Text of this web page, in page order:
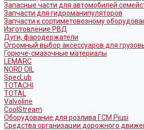
Запасные части для автомобилей
Запчасти для гидроманипуляторов
Запчасти к сортиметовозному
Изготовление РВД
Дуги, фародержатели
Огромный выбор аксессуаров для
Горюче-смазочные материалы
LEMARC
NORD OIL
SpecLub
TOTACHI
TOTAL
Valvoline
CoolStream
Оборудование для розлива ГСМ Piusi
Средства организации дорожного